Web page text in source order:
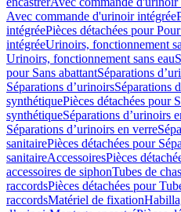
Avec commande d'urinoir intégrée
intégréePièces détachées pour
intégréeUrinoirs, fonctionnement
Urinoirs, fonctionnement sans eau
pour Sans abattantSéparations
Séparations d’urinoirsSéparations
synthétiquePièces détachées pour
synthétiqueSéparations d’urinoirs
Séparations d’urinoirs en verre
sanitairePièces détachées pour
sanitaireAccessoiresPièces
accessoires de siphonTubes de
raccordsPièces détachées pour
raccordsMatériel de fixation